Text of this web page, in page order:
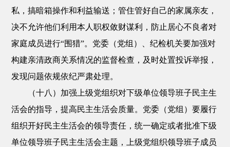
私，搞暗箱操作和利益输送；管住管好自己的家属亲友，
决不允许他们利用本人职权敛财谋利，防止居心不良者对
家庭成员进行“围猎”。党委（党组）、纪检机关要加强对
构建亲清政商关系情况的监督检查，及时处置投诉举报，
发现问题依规依纪严肃处理。
（十八）加强上级党组织对下级单位领导班子民主生
活会的指导，提高民主生活会质量。党委（党组）要履行
组织开好民主生活会的领导责任，统一确定或者批准下级
单位领导班子民主生活会主题，上级党组织领导班子成员